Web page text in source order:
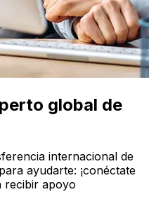
global de
internacional de
ayudarte: ¡conéctate
recibir apoyo